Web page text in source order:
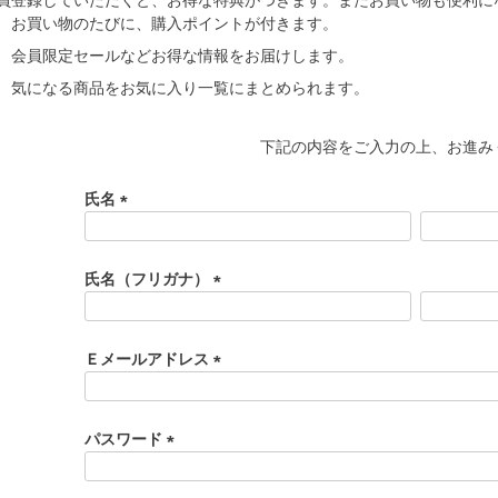
お買い物のたびに、購入ポイントが付きます。
会員限定セールなどお得な情報をお届けします。
気になる商品をお気に入り一覧にまとめられます。
下記の内容をご入力の上、お進み
氏名
須
)
氏名（フリガナ）
須
)
Ｅメールアドレス
)
パスワード